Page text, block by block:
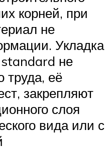
корней, при
не
Укладка
не
труда, её
закрепляют
слоя
вида или с